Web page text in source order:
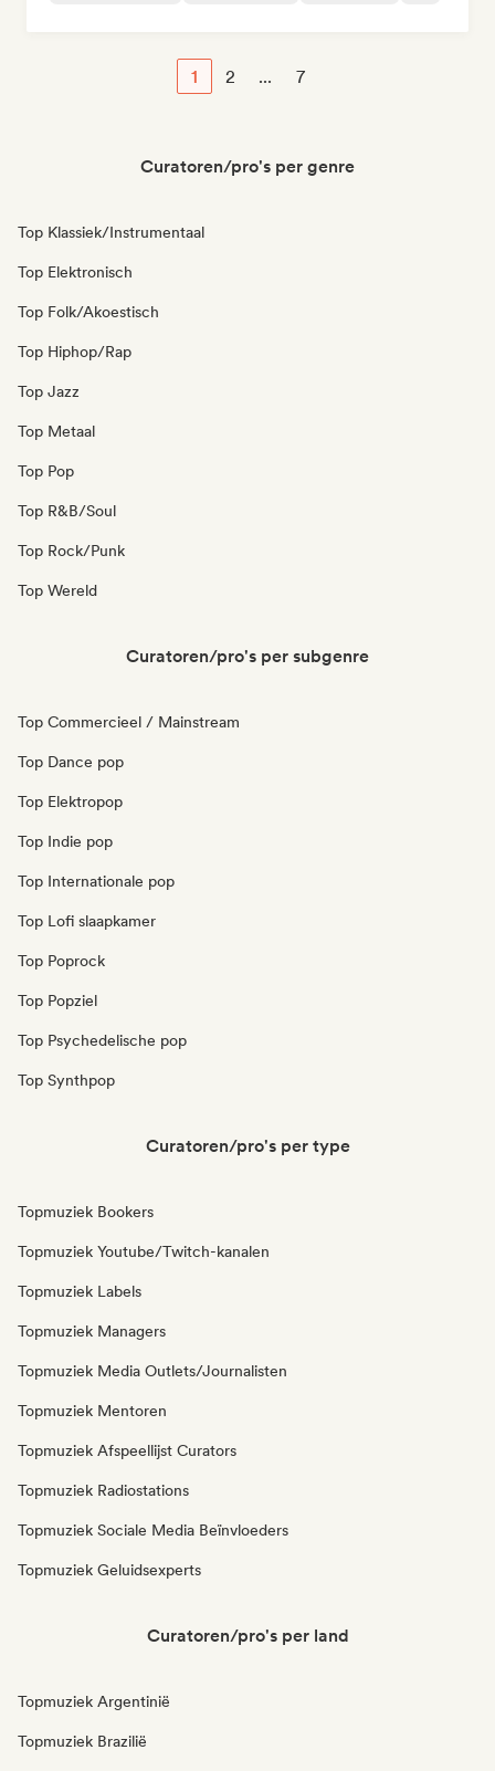
1 2 ... 7
Curatoren/pro's per genre
Top Klassiek/Instrumentaal
Top Elektronisch
Top Folk/Akoestisch
Top Hiphop/Rap
Top Jazz
Top Metaal
Top Pop
Top R&B/Soul
Top Rock/Punk
Top Wereld
Curatoren/pro's per subgenre
Top Commercieel / Mainstream
Top Dance pop
Top Elektropop
Top Indie pop
Top Internationale pop
Top Lofi slaapkamer
Top Poprock
Top Popziel
Top Psychedelische pop
Top Synthpop
Curatoren/pro's per type
Topmuziek Bookers
Topmuziek Youtube/Twitch-kanalen
Topmuziek Labels
Topmuziek Managers
Topmuziek Media Outlets/Journalisten
Topmuziek Mentoren
Topmuziek Afspeellijst Curators
Topmuziek Radiostations
Topmuziek Sociale Media Beïnvloeders
Topmuziek Geluidsexperts
Curatoren/pro's per land
Topmuziek Argentinië
Topmuziek Brazilië